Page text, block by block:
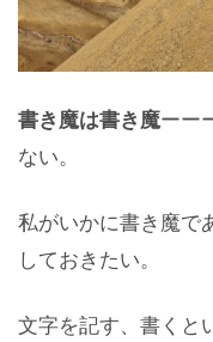
書き魔は書き魔ーー
ない。
私がいかに書き魔で
しておきたい。
文字を記す、書くと